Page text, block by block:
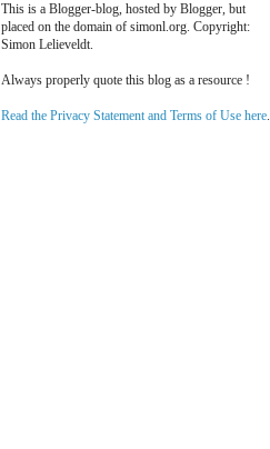
This is a Blogger-blog, hosted by Blogger, but
placed on the domain of simonl.org. Copyright:
Simon Lelieveldt.
Always properly quote this blog as a resource !
Read the Privacy Statement and Terms of Use here.